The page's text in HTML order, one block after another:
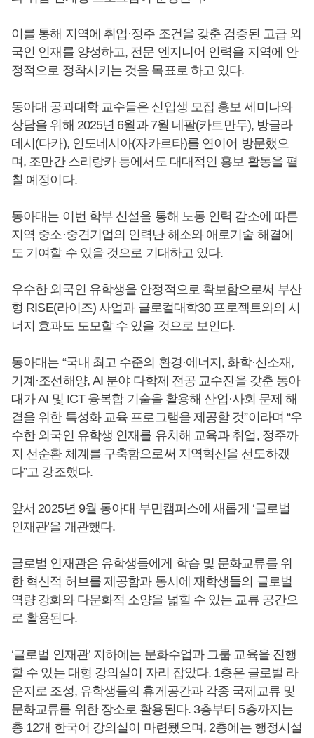
이를 통해 지역에 취업·정주 조건을 갖춘 검증된 고급 외
국인 인재를 양성하고, 전문 엔지니어 인력을 지역에 안
정적으로 정착시키는 것을 목표로 하고 있다.
동아대 공과대학 교수들은 신입생 모집 홍보 세미나와
상담을 위해 2025년 6월과 7월 네팔(카트만두), 방글라
데시(다카), 인도네시아(자카르타)를 연이어 방문했으
며, 조만간 스리랑카 등에서도 대대적인 홍보 활동을 펼
칠 예정이다.
동아대는 이번 학부 신설을 통해 노동 인력 감소에 따른
지역 중소·중견기업의 인력난 해소와 애로기술 해결에
도 기여할 수 있을 것으로 기대하고 있다.
우수한 외국인 유학생을 안정적으로 확보함으로써 부산
형 RISE(라이즈) 사업과 글로컬대학30 프로젝트와의 시
너지 효과도 도모할 수 있을 것으로 보인다.
동아대는 “국내 최고 수준의 환경·에너지, 화학·신소재,
기계·조선해양, AI 분야 다학제 전공 교수진을 갖춘 동아
대가 AI 및 ICT 융복합 기술을 활용해 산업·사회 문제 해
결을 위한 특성화 교육 프로그램을 제공할 것”이라며 “우
수한 외국인 유학생 인재를 유치해 교육과 취업, 정주까
지 선순환 체계를 구축함으로써 지역혁신을 선도하겠
다”고 강조했다.
앞서 2025년 9월 동아대 부민캠퍼스에 새롭게 ‘글로벌
인재관’을 개관했다.
글로벌 인재관은 유학생들에게 학습 및 문화교류를 위
한 혁신적 허브를 제공함과 동시에 재학생들의 글로벌
역량 강화와 다문화적 소양을 넓힐 수 있는 교류 공간으
로 활용된다.
‘글로벌 인재관’ 지하에는 문화수업과 그룹 교육을 진행
할 수 있는 대형 강의실이 자리 잡았다. 1층은 글로벌 라
운지로 조성, 유학생들의 휴게공간과 각종 국제교류 및
문화교류를 위한 장소로 활용된다. 3층부터 5층까지는
총 12개 한국어 강의실이 마련됐으며, 2층에는 행정시설